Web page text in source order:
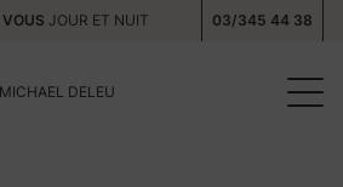
JOUR ET NUIT 03/345 44 38
MICHAEL DELEU